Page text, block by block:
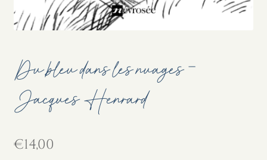
Du bleu dans les nuages –
Jacques Henrard
€14,00